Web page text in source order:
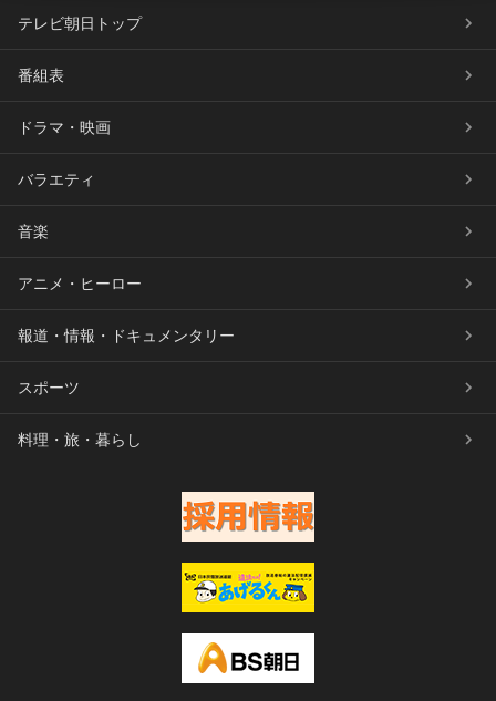
テレビ朝日トップ
番組表
ドラマ・映画
バラエティ
音楽
アニメ・ヒーロー
報道・情報・ドキュメンタリー
スポーツ
料理・旅・暮らし